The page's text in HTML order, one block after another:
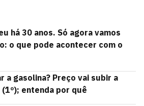
há 30 anos. Só agora vamos
o que pode acontecer com o
a gasolina? Preço vai subir a
entenda por quê